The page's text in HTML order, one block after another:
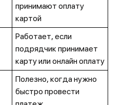
принимают оплату
картой
Работает, если
подрядчик принимает
карту или онлайн оплату
Полезно, когда нужно
быстро провести